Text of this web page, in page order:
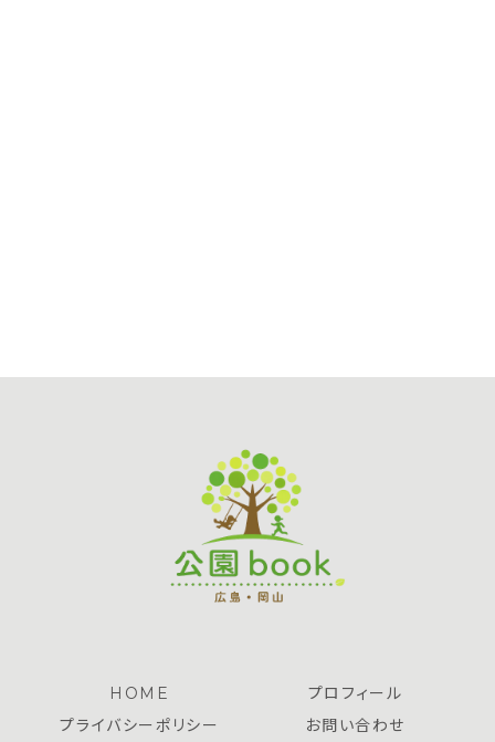
HOME
プロフィール
プライバシーポリシー
お問い合わせ